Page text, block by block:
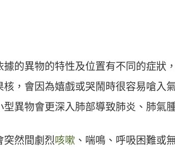
的異物的特性及位置有不同的症狀
，會因為嬉戲或哭鬧時很容易嗆入
異物會更深入肺部導致肺炎、肺氣
突然間劇烈咳嗽 、喘鳴、呼吸困難或